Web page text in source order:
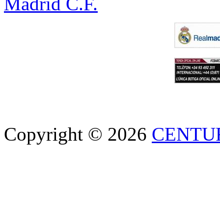
Copyright © 2026